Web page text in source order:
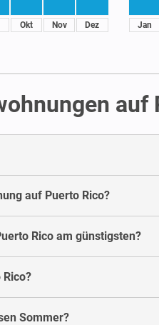
Okt Nov Dez Jan
auf
auf Puerto Rico?
Rico am günstigsten?
Sommer?